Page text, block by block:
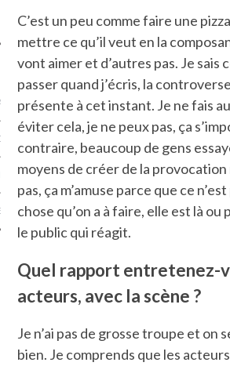
CARAVELLE
CARAVELLE
PODCAST
C’est un peu comme faire une
mettre ce qu’il veut en la
vont aimer et d’autres pas. Je sais
passer quand j’écris, la
présente à cet instant. Je ne fais
éviter cela, je ne peux pas, ça
contraire, beaucoup de gens
moyens de créer de la provocation
pas, ça m’amuse parce que ce
chose qu’on a à faire, elle est là ou
le public qui réagit.
Quel rapport entretenez-
acteurs, avec la scène ?
Je n’ai pas de grosse troupe et on
bien. Je comprends que les